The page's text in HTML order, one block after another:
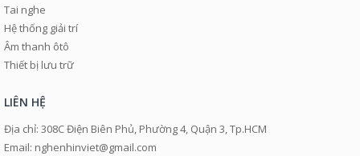
Tai nghe
Hệ thống giải trí
Âm thanh ôtô
Thiết bị lưu trữ
LIÊN HỆ
Địa chỉ: 308C Điện Biên Phủ, Phường 4, Quận 3, Tp.HCM
Email: nghenhinviet@gmail.com